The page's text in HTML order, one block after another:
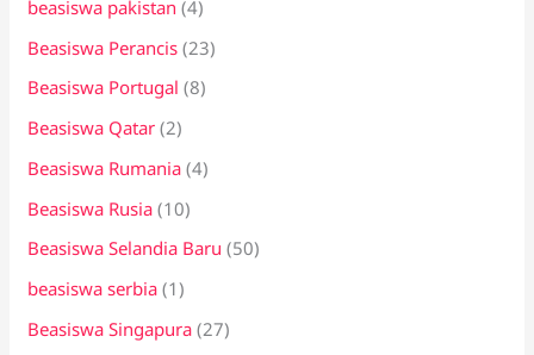
beasiswa pakistan (4)
Beasiswa Perancis (23)
Beasiswa Portugal (8)
Beasiswa Qatar (2)
Beasiswa Rumania (4)
Beasiswa Rusia (10)
Beasiswa Selandia Baru (50)
beasiswa serbia (1)
Beasiswa Singapura (27)